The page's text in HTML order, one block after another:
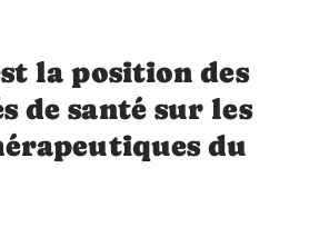
la position des
de santé sur les
du